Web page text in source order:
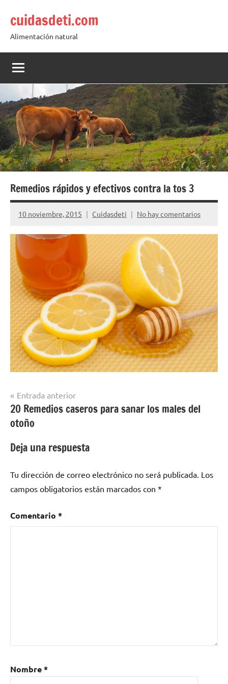
contenido
cuidasdeti.com
Alimentación natural
Remedios rápidos y efectivos contra la tos 3
10 noviembre, 2015 Cuidasdeti No hay comentarios
Navegación
de
entradas
Entrada anterior
20 Remedios caseros para sanar los males del
otoño
Deja una respuesta
Tu dirección de correo electrónico no será publicada. Los
campos obligatorios están marcados con *
Comentario *
Nombre*